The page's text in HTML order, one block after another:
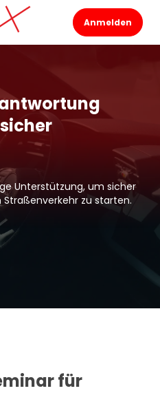
Anmelden
Unterstützung, um sicher
zu starten.
für